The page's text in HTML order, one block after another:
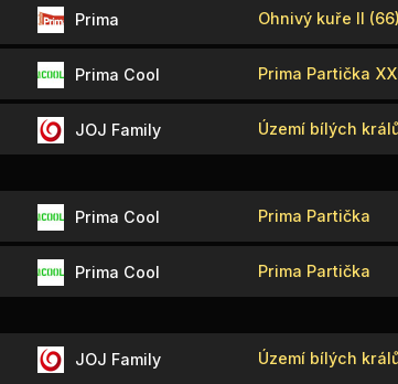
Prima Ohnivý kuře II (66)
Prima Cool Prima Partička
JOJ Family Území bílých
Prima Cool Prima Partička
Prima Cool Prima Partička
JOJ Family Území bílých